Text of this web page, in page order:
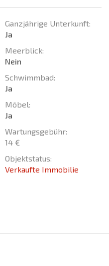
Ganzjährige Unterkunft:
Ja
Meerblick:
Nein
Schwimmbad:
Ja
Möbel:
Ja
Wartungsgebühr:
14 €
Objektstatus:
Verkaufte Immobilie